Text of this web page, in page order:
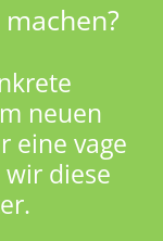
neuen
eine vage
wir diese